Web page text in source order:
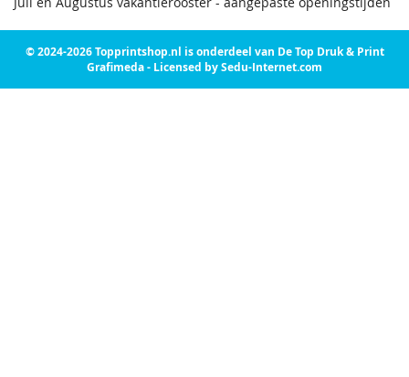
© 2024-2026 Topprintshop.nl is onderdeel van De Top Druk & Print
Grafimeda - Licensed by Sedu-Internet.com